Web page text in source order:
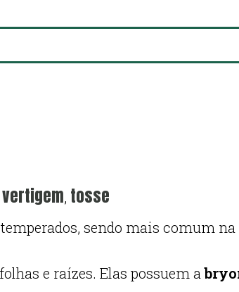
vertigem, tosse
sendo mais comum na
e raízes. Elas possuem a